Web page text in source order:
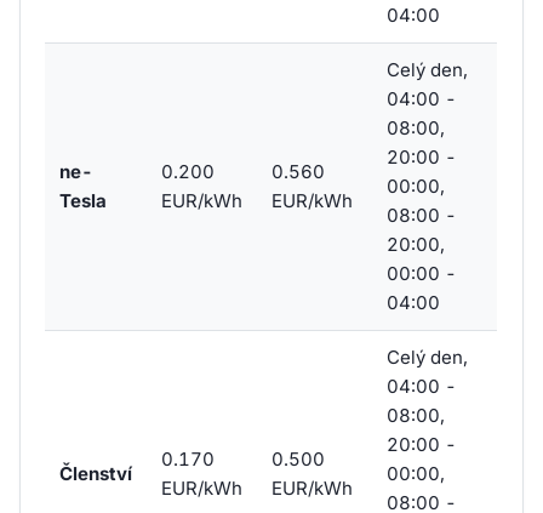
04:00
ne-
Tesla
0.200
EUR/kWh
0.560
EUR/kWh
Celý den,
04:00 -
08:00,
20:00 -
00:00,
08:00 -
20:00,
00:00 -
04:00
Členství
0.170
EUR/kWh
0.500
EUR/kWh
Celý den,
04:00 -
08:00,
20:00 -
00:00,
08:00 -